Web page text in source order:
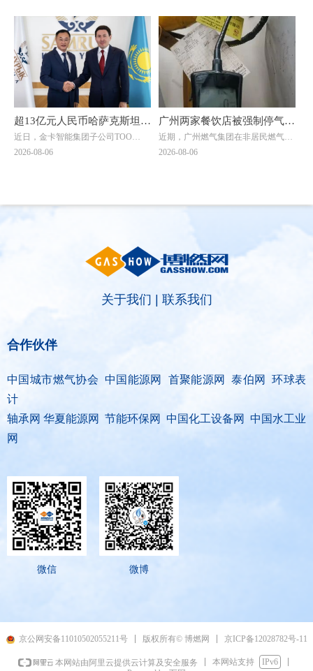
组随机检查时发现，云南滇楚液化气
有限公司长润街液化气瓶装供应站存
在重大事故隐患。该供应站核定为三
类供应站点，按规范要求存储量不能
超过1立方(15公斤钢瓶最多28瓶)。然
而，现场瓶库内竟堆放着超过150瓶
液化石油气，超量存储4倍以上。当
考核巡查组专家询问为何超量存储
时，供应站负责人支支吾吾，无法给
仪式
省住建厅城建处处长、厅信息中心主
任邓夏扬，派驻省住建厅纪检监察组
综合处处长魏社莅临出席活动，邓夏
扬作讲话。德阳市住建局党组成员、
副局长陈文元汇报全市燃气纠治工作
情况。活动现场，7个区（市、县）
亮出退费成绩，为7位退费群众代表
发放退费凭证，相关燃气企业同步为
另外7名群众现场办理退费，以现金
当天，全市累计清退违规收费88.45万
元，惠及群众4000余户。
超13亿元人民币哈萨克斯坦大
单落地！金卡智能国际化战略
近日，金卡智能集团子公司ТОО
"Goldcard Smart Group
2026-08-06
广州两家餐饮店被强制停气！
原因曝光→
近期，广州燃气集团在非居民燃气安
全专项治理中，对两家拒不整改隐患
2026-08-06
关于我们 联系我们
合作伙伴
中国城市燃气协会 中国能源网 首聚能源网 泰伯网 环球表
计
轴承网 华夏能源网 节能环保网 中国化工设备网 中国水工业
网
微信 微博
京公网安备11010502055211号 版权所有© 博燃网 京ICP备12028782号-11
本网站由阿里云提供云计算及安全服务 本网站支持
IPv6